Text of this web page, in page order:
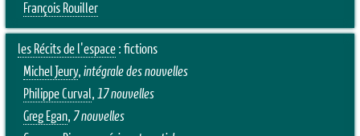
François Rouiller
les Récits de l'espace : fictions
Michel Jeury, intégrale des nouvelles
Philippe Curval, 17 nouvelles
Greg Egan, 7 nouvelles